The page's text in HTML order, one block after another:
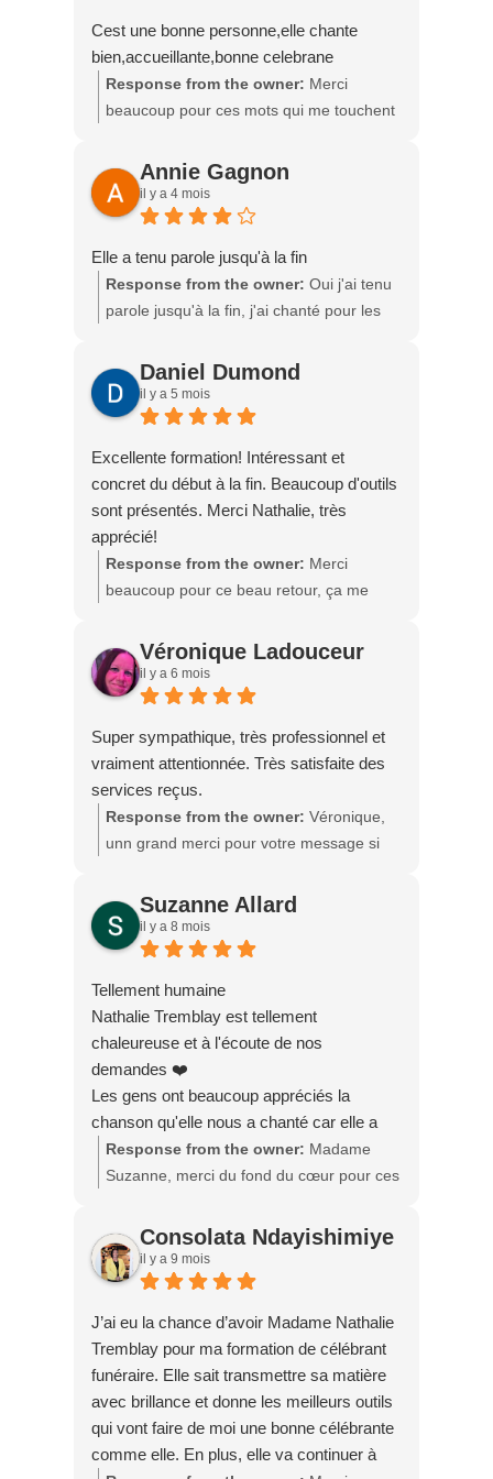
nos échanges. Savoir que vous repartez
avec des outils concrets et la confiance
nécessaire pour poursuivre votre
parcours me touche énormément, car
transmettre à chacun de mes élèves.
Merci pour votre confiance, votre
présence et vos si gentils mots. Je vous
souhaite beaucoup de succès dans cette
belle aventure de célébrante funéraire. 💕
✨ Au plaisir de suivre votre parcours et de
Cest une bonne personne,elle chante
bien,accueillante,bonne celebrane
Response from the owner: Merci
beaucoup pour ces mots qui me touchent
moi d’accompagner les gens dans des
moments aussi importants de leur vie. Je
suis heureuse que vous ayez ressenti cet
Annie Gagnon
il y a 4 mois
Elle a tenu parole jusqu'à la fin
Response from the owner: Oui j'ai tenu
parole jusqu'à la fin, j'ai chanté pour les
difficile mais une promesse c'est une
promesse.
Daniel Dumond
il y a 5 mois
Excellente formation! Intéressant et
concret du début à la fin. Beaucoup d'outils
sont présentés. Merci Nathalie, très
apprécié!
Response from the owner: Merci
beaucoup pour ce beau retour, ça me
formation ait pu vous apporter des outils
concrets. Ce fut un plaisir de vous
transmettre mes connaissances. Je vous
parcours de célébrant funéraire. ✨✨✨✨✨
Véronique Ladouceur
il y a 6 mois
Super sympathique, très professionnel et
vraiment attentionnée. Très satisfaite des
services reçus.
Response from the owner: Véronique,
unn grand merci pour votre message si
accompagner et que vous soyez satisfaite
des services reçus. Votre confiance me
touchent beaucoup.
Suzanne Allard
il y a 8 mois
Tellement humaine
Nathalie Tremblay est tellement
chaleureuse et à l'écoute de nos
demandes ❤️
Les gens ont beaucoup appréciés la
chanson qu'elle nous a chanté car elle a
vraiment une belle voix 😉
Merci beaucoup pour tout Nathalie ❤️
Response from the owner: Madame
Suzanne, merci du fond du cœur pour ces
privilège de vous accompagner lors de ce
moment rempli d’émotion. Je suis
heureuse d’avoir pu répondre à vos
ainsi que la chanson ont apporté un peu
de douceur et de réconfort à votre famille.
Merci encore pour votre confiance.
Prenez soin de vous ❤️
Consolata Ndayishimiye
il y a 9 mois
J’ai eu la chance d’avoir Madame Nathalie
Tremblay pour ma formation de célébrant
funéraire. Elle sait transmettre sa matière
avec brillance et donne les meilleurs outils
qui vont faire de moi une bonne célébrante
comme elle. En plus, elle va continuer à